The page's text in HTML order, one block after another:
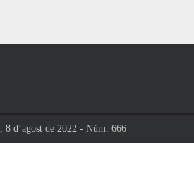
8 d’agost de 2022 - Núm. 666